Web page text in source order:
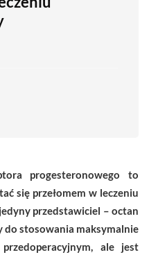
progesteronowego to
się przełomem w leczeniu
przedstawiciel – octan
stosowania maksymalnie
ale jest